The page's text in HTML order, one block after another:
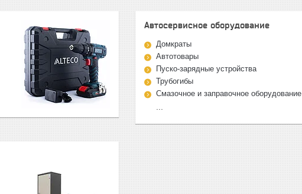
Автосервисное оборудование
Домкраты
Автотовары
Пуско-зарядные устройства
Трубогибы
Смазочное и заправочное оборудование